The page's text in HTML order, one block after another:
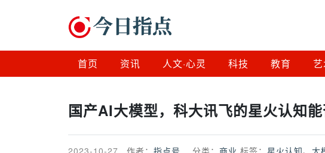
首页 资讯 人文·心灵 科技 教育
国产AI大模型，科大讯飞的星火认知
2023-10-27 作者： 指点号 分类： 商业 标签： 星火认知、 大